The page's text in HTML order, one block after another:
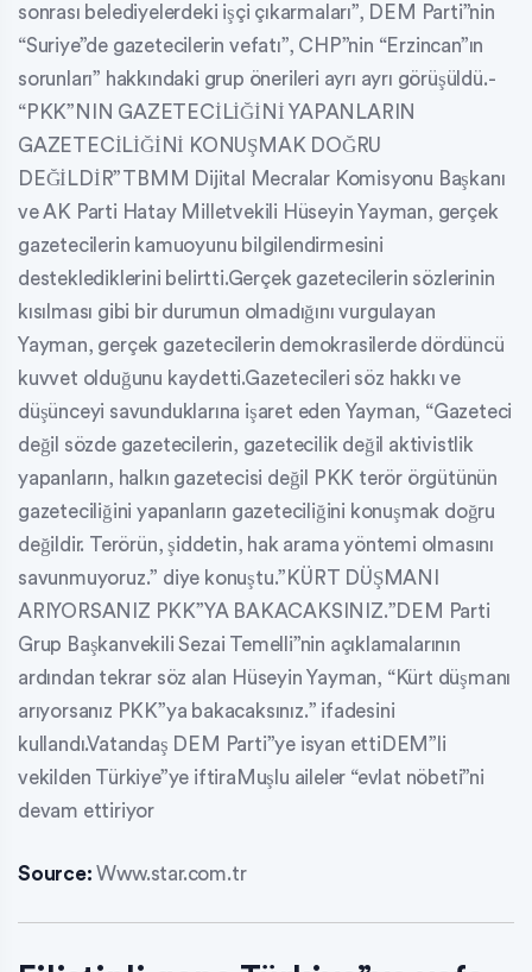
sonrası belediyelerdeki işçi çıkarmaları”, DEM Parti”nin
“Suriye”de gazetecilerin vefatı”, CHP”nin “Erzincan”ın
sorunları” hakkındaki grup önerileri ayrı ayrı görüşüldü.-
“PKK”NIN GAZETECİLİĞİNİ YAPANLARIN
GAZETECİLİĞİNİ KONUŞMAK DOĞRU
DEĞİLDİR”TBMM Dijital Mecralar Komisyonu Başkanı
ve AK Parti Hatay Milletvekili Hüseyin Yayman, gerçek
gazetecilerin kamuoyunu bilgilendirmesini
desteklediklerini belirtti.Gerçek gazetecilerin sözlerinin
kısılması gibi bir durumun olmadığını vurgulayan
Yayman, gerçek gazetecilerin demokrasilerde dördüncü
kuvvet olduğunu kaydetti.Gazetecileri söz hakkı ve
düşünceyi savunduklarına işaret eden Yayman, “Gazeteci
değil sözde gazetecilerin, gazetecilik değil aktivistlik
yapanların, halkın gazetecisi değil PKK terör örgütünün
gazeteciliğini yapanların gazeteciliğini konuşmak doğru
değildir. Terörün, şiddetin, hak arama yöntemi olmasını
savunmuyoruz.” diye konuştu.”KÜRT DÜŞMANI
ARIYORSANIZ PKK”YA BAKACAKSINIZ.”DEM Parti
Grup Başkanvekili Sezai Temelli”nin açıklamalarının
ardından tekrar söz alan Hüseyin Yayman, “Kürt düşmanı
arıyorsanız PKK”ya bakacaksınız.” ifadesini
kullandı.Vatandaş DEM Parti”ye isyan ettiDEM”li
vekilden Türkiye”ye iftiraMuşlu aileler “evlat nöbeti”ni
devam ettiriyor
Source: Www.star.com.tr